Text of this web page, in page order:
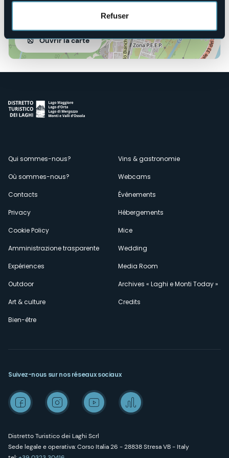
Refuser
Ouvrir la carte
Menù
secondario
Qui sommes-nous?
Où sommes-nous?
Contacts
Privacy
Cookie Policy
Amministrazione trasparente
Expériences
Outdoor
Art & culture
Bien-être
Vins & gastronomie
Webcams
Événements
Hébergements
Mice
Wedding
Media Room
Archives « Laghi e Monti Today »
Credits
Distretto Turistico dei Laghi Scrl
Sede legale e operativa: Corso Italia 26 - 28838 Stresa VB - Italy
Suivez-nous sur nos réseaux sociaux